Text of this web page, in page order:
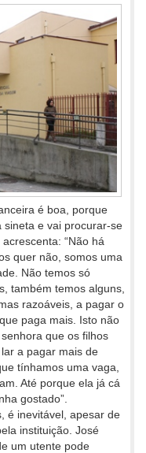
é boa, porque
sineta e vai procurar-se
“Não há
quer não, somos uma
Não temos só
também temos alguns,
razoáveis, a pagar o
paga mais. Isto não
que os filhos
a pagar mais de
tínhamos uma vaga,
Até porque ela já cá
gostado”.
é inevitável, apesar de
instituição. José
um utente pode